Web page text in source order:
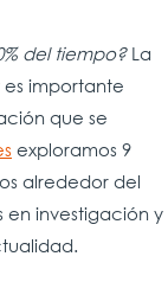
del tiempo? La
importante
que se
exploramos 9
alrededor del
en investigación y